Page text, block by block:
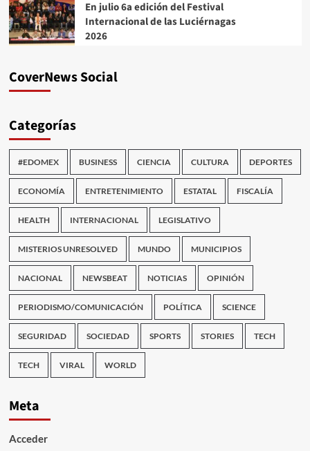
En julio 6a edición del Festival
Internacional de las Luciérnagas
2026
CoverNews Social
Categorías
#EDOMEX BUSINESS CIENCIA CULTURA DEPORTES
ECONOMÍA ENTRETENIMIENTO ESTATAL FISCALÍA
HEALTH INTERNACIONAL LEGISLATIVO
MISTERIOS UNRESOLVED MUNDO MUNICIPIOS
NACIONAL NEWSBEAT NOTICIAS OPINIÓN
PERIODISMO/COMUNICACIÓN POLÍTICA SCIENCE
SEGURIDAD SOCIEDAD SPORTS STORIES TECH
TECH VIRAL WORLD
Meta
Acceder